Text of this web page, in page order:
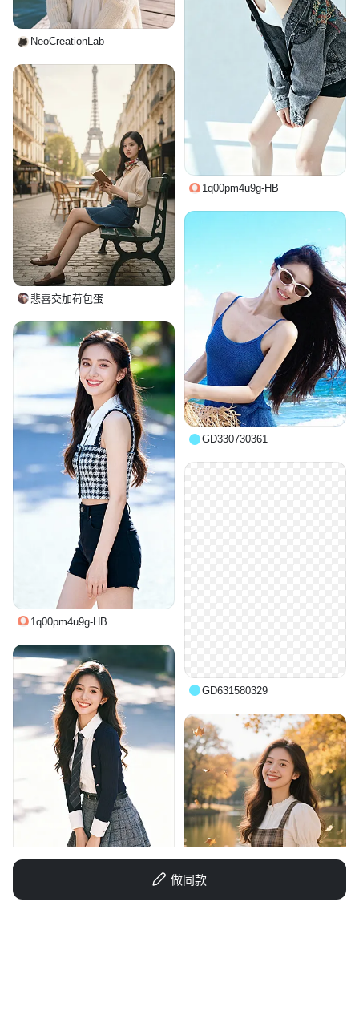
做同款
NeoCreationLab
1q00pm4u9g-HB
悲喜交加荷包蛋
GD330730361
1q00pm4u9g-HB
GD631580329